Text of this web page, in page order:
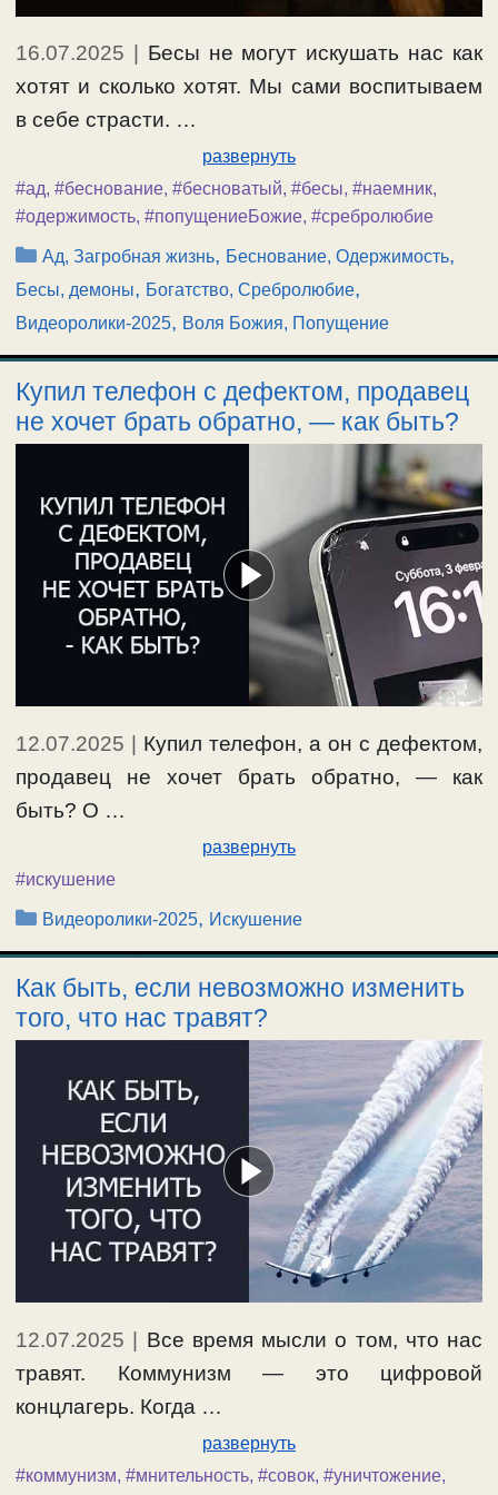
16.07.2025
Бесы не могут искушать нас как
хотят и сколько хотят. Мы сами воспитываем
в себе страсти. …
развернуть
#ад, #беснование, #бесноватый, #бесы, #наемник,
#одержимость, #попущениеБожие, #сребролюбие
Рубрики
Ад, Загробная жизнь, Беснование, Одержимость,
Бесы, демоны, Богатство, Сребролюбие,
Видеоролики-2025, Воля Божия, Попущение
Купил телефон с дефектом, продавец
не хочет брать обратно, — как быть?
12.07.2025
Купил телефон, а он с дефектом,
продавец не хочет брать обратно, — как
быть? О …
развернуть
#искушение
Рубрики
Видеоролики-2025, Искушение
Как быть, если невозможно изменить
того, что нас травят?
12.07.2025 | Все время мысли о том, что нас
травят. Коммунизм — это цифровой
концлагерь. Когда …
развернуть
#коммунизм, #мнительность, #совок, #уничтожение,